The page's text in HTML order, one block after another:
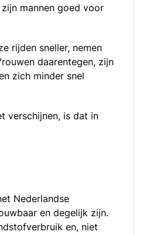
mannen goed voor
rijden sneller, nemen
daarentegen, zijn
zich minder snel
verschijnen, is dat in
Nederlandse
en degelijk zijn.
en, niet